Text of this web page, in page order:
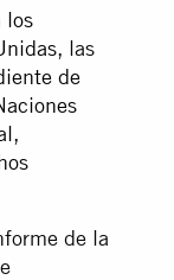
los
, las
de
,
de la